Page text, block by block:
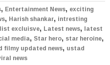
, Entertainment News, exciting
, Harish shankar, intresting
excluisve, Latest news, latest
media, Star hero, star heroine,
filmy updated news, ustad
news